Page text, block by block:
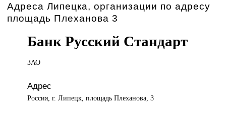
Адреса Липецка, организации по адресу
площадь Плеханова 3
Банк Русский Стандарт
ЗАО
Адрес
Россия, г. Липецк, площадь Плеханова, 3